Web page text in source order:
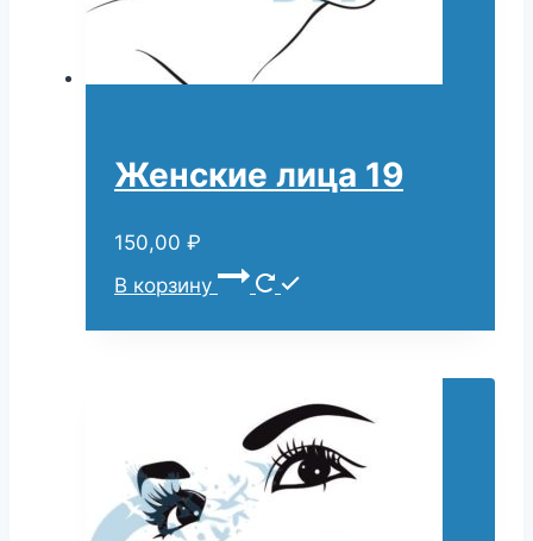
Женские лица 19
150,00 ₽
В корзину